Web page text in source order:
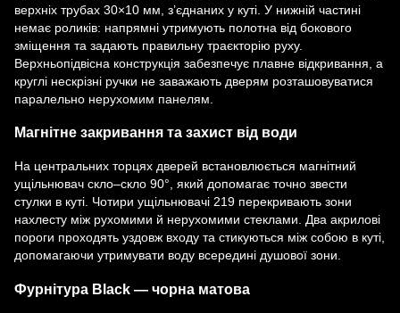
верхніх трубах 30×10 мм, з’єднаних у куті. У нижній частині
немає роликів: напрямні утримують полотна від бокового
зміщення та задають правильну траєкторію руху.
Верхньопідвісна конструкція забезпечує плавне відкривання, а
круглі нескрізні ручки не заважають дверям розташовуватися
паралельно нерухомим панелям.
Магнітне закривання та захист від води
На центральних торцях дверей встановлюється магнітний
ущільнювач скло–скло 90°, який допомагає точно звести
стулки в куті. Чотири ущільнювачі 219 перекривають зони
нахлесту між рухомими й нерухомими стеклами. Два акрилові
пороги проходять уздовж входу та стикуються між собою в куті,
допомагаючи утримувати воду всередині душової зони.
Фурнітура Black — чорна матова